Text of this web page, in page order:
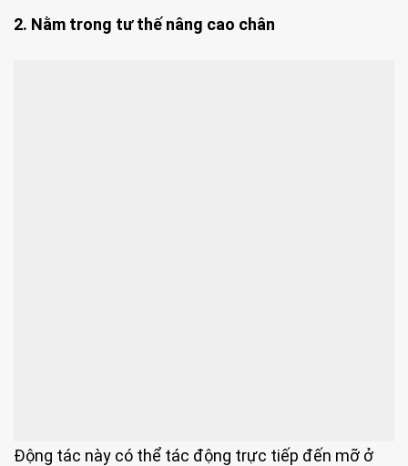
2. Nằm trong tư thế nâng cao chân
Động tác này có thể tác động trực tiếp đến mỡ ở